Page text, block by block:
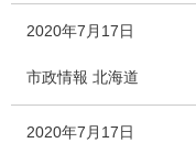
2020年7月17日
市政情報 北海道
2020年7月17日